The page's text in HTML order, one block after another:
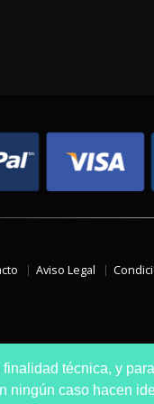
técnica, y
ningún caso hacen
Aviso Legal